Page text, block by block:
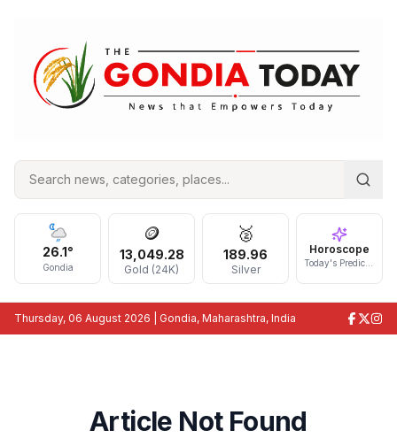
26.1°
Gondia
🪙
13,049.28
Gold (24K)
🥈
189.96
Silver
Horoscope
Thursday, 06 August 2026 | Gondia, Maharashtra, India
Article Not Found